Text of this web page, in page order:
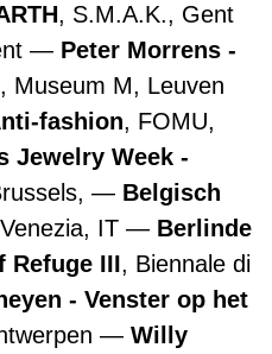
, S.M.A.K., Gent
Peter Morrens -
, Museum M, Leuven
fashion, FOMU,
Jewelry Week -
Belgisch
IT
Berlinde
Refuge III, Biennale di
- Venster op het
Willy